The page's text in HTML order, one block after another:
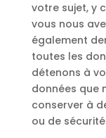
votre sujet, y
vous nous
également
toutes les
détenons à
données que
conserver à
ou de